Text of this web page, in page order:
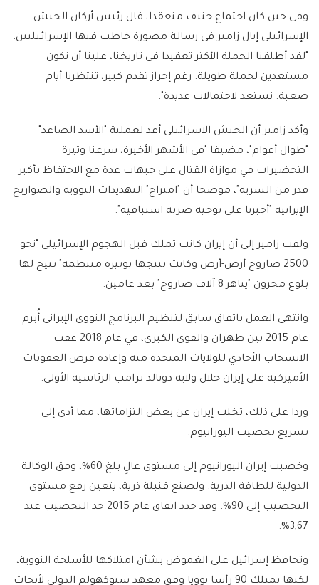
وفي حين كان اجتماع جنيف منعقدا، قال رئيس أركان الجيش
الإسرائيلي إيال زامير في رسالة مصورة خاطب فيها الإسرائيليين:
"لقد أطلقنا الحملة الأكثر تعقيدا في تاريخنا، علينا أن نكون
مستعدين لحملة طويلة. رغم إحراز تقدم كبير، تنتظرنا أيام
صعبة. نستعد لاحتمالات عديدة".
وأكد زامير أن الجيش الاسرائيلي أعد لعملية "الأسد الصاعد"
"طوال أعوام"، مضيفا "في الأشهر الأخيرة، سرعنا وتيرة
التحضيرات في موازاة القتال على جبهات عدة مع الاحتفاظ بأكبر
قدر من السرية"، موضحا أن "امتزاج" التهديدات النووية والصواريخ
الإيرانية "أجبرنا على توجيه ضربة استباقية".
ولفت زامير إلى أن إيران كانت تملك قبل الهجوم الإسرائيلي "نحو
2500 صاروخ أرض-أرض وكانت تنتجها بوتيرة منتظمة" تتيح لها
بلوغ مخزون "يناهز 8 آلاف صاروخ" بعد عامين.
وانتهى العمل باتفاق سابق لتنظيم البرنامج النووي الإيراني أُبرم
عام 2015 بين طهران والقوى الكبرى، في عام 2018 عقب
الانسحاب الأحادي للولايات المتحدة منه وإعادة فرض العقوبات
الأميركية على إيران خلال ولاية دونالد ترامب الرئاسية الأولى.
وردا على ذلك، تخلت إيران عن بعض التزاماتها، مما أدى إلى
تسريع تخصيب اليورانيوم.
وخصبت إيران اليورانيوم إلى مستوى عالٍ بلغ 60%، وفق الوكالة
الدولية للطاقة الذرية. ولصنع قنبلة ذرية، يتعين رفع مستوى
التخصيب إلى 90%. وقد حدد اتفاق عام 2015 حد التخصيب عند
3,67%.
وتحافظ إسرائيل على الغموض بشأن امتلاكها للأسلحة النووية،
لكنها تمتلك 90 رأسا نوويا وفق معهد ستوكهولم الدولي لأبحاث